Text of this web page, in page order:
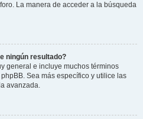
La manera de acceder a la búsqueda
ningún resultado?
general e incluye muchos términos
Sea más específico y utilice las
avanzada.